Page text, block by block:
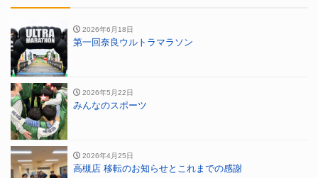
2026年6月18日
第一回奈良ウルトラマラソン
2026年5月22日
みんなのスポーツ
2026年4月25日
高槻店 移転のお知らせとこれまでの感謝